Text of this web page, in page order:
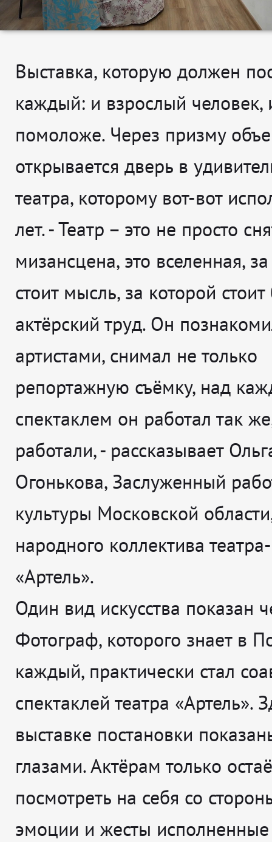
Выставка, которую должен
каждый: и взрослый человек,
помоложе. Через призму
открывается дверь в
театра, которому вот-вот
лет. -Театр – это не просто
мизансцена, это вселенная,
стоит мысль, за которой
актёрский труд. Он
артистами, снимал не только
репортажную съёмку, над
спектаклем он работал так
работали, - рассказывает
Огонькова, Заслуженный
культуры Московской
народного коллектива
«Артель».
Один вид искусства показан
Фотограф, которого знает в
каждый, практически стал
спектаклей театра «Артель».
выставке постановки
глазами. Актёрам только
посмотреть на себя со
эмоции и жесты